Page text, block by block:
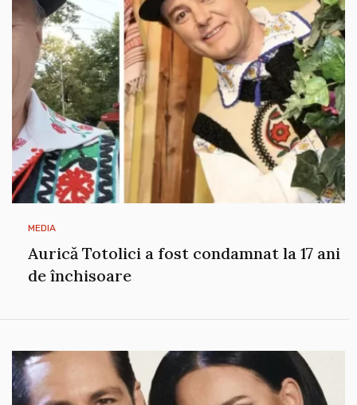
MEDIA
Aurică Totolici a fost condamnat la 17 ani
de închisoare